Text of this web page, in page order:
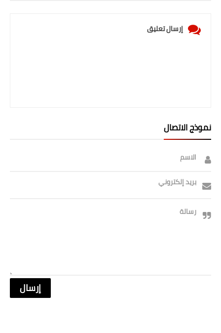
إرسال تعليق
نموذج الاتصال
الاسم
بريد إلكتروني
رسالة